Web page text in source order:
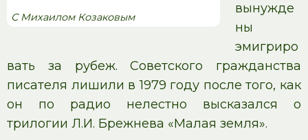
С Михаилом Козаковым
вынужде
ны
эмигриро
вать за рубеж. Советского гражданства
писателя лишили в 1979 году после того, как
он по радио нелестно высказался о
трилогии Л.И. Брежнева «Малая земля».